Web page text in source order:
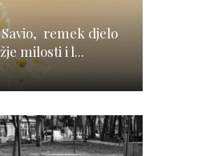
remek djelo
milosti i l...